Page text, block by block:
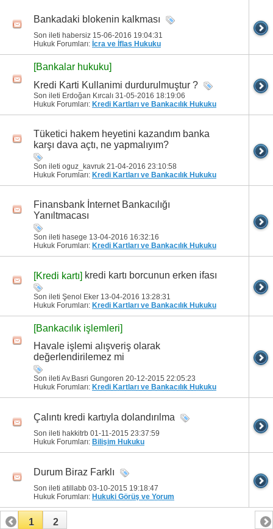
Bankadaki blokenin kalkması
Son ileti habersiz 15-06-2016 19:04:31
Hukuk Forumları: İcra ve İflas Hukuku
[Bankalar hukuku]
Kredi Karti Kullanimi durdurulmuştur ?
Son ileti Erdoğan Kırcalı 31-05-2016 18:19:06
Hukuk Forumları: Kredi Kartları ve Bankacılık Hukuku
Tüketici hakem heyetini kazandım banka
karşı dava açtı, ne yapmalıyım?
Son ileti oguz_kavruk 21-04-2016 23:10:58
Hukuk Forumları: Kredi Kartları ve Bankacılık Hukuku
Finansbank İnternet Bankacılığı
Yanıltmacası
Son ileti hasege 13-04-2016 16:32:16
Hukuk Forumları: Kredi Kartları ve Bankacılık Hukuku
[Kredi kartı] kredi kartı borcunun erken ifası
Son ileti Şenol Eker 13-04-2016 13:28:31
Hukuk Forumları: Kredi Kartları ve Bankacılık Hukuku
[Bankacılık işlemleri]
Havale işlemi alışveriş olarak
değerlendirilemez mi
Son ileti Av.Basri Gungoren 20-12-2015 22:05:23
Hukuk Forumları: Kredi Kartları ve Bankacılık Hukuku
Çalıntı kredi kartıyla dolandırılma
Son ileti hakkitrb 01-11-2015 23:37:59
Hukuk Forumları: Bilişim Hukuku
Durum Biraz Farklı
Son ileti atillabb 03-10-2015 19:18:47
Hukuk Forumları: Hukuki Görüş ve Yorum
1 2